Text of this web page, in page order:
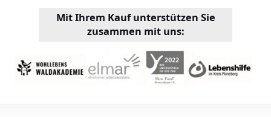
Mit Ihrem Kauf unterstützen Sie
zusammen mit uns: